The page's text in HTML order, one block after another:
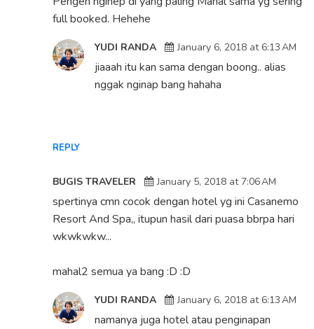
full booked. Hehehe
REPLY
YUDI RANDA January 6, 2018 at 6:13 AM
jiaaah itu kan sama dengan boong.. alias
nggak nginap bang hahaha
BUGIS TRAVELER January 5, 2018 at 7:06 AM
spertinya cmn cocok dengan hotel yg ini Casanemo
Resort And Spa,, itupun hasil dari puasa bbrpa hari
wkwkwkw...
mahal2 semua ya bang :D :D
YUDI RANDA January 6, 2018 at 6:13 AM
namanya juga hotel atau penginapan